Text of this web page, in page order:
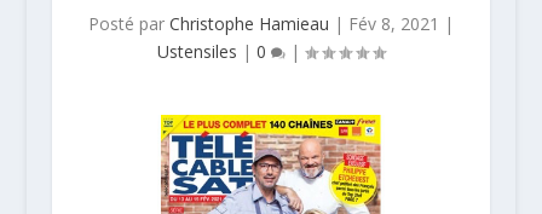
Posté par Christophe Hamieau | Fév 8, 2021 |
Ustensiles | 0 |